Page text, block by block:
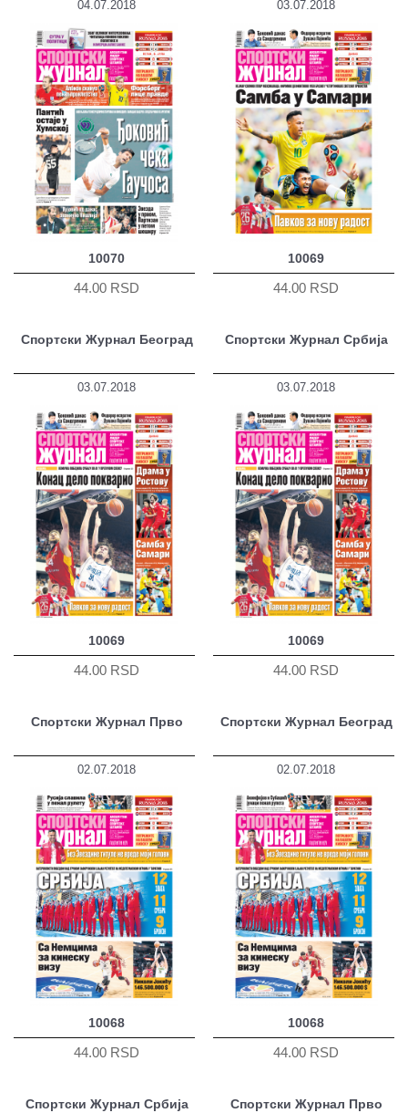
04.07.2018
10070
44.00 RSD
03.07.2018
10069
44.00 RSD
Спортски Журнал Београд
03.07.2018
10069
44.00 RSD
Спортски Журнал Србија
03.07.2018
10069
44.00 RSD
Спортски Журнал Прво
02.07.2018
10068
44.00 RSD
Спортски Журнал Београд
02.07.2018
10068
44.00 RSD
Спортски Журнал Србија Спортски Журнал Прво